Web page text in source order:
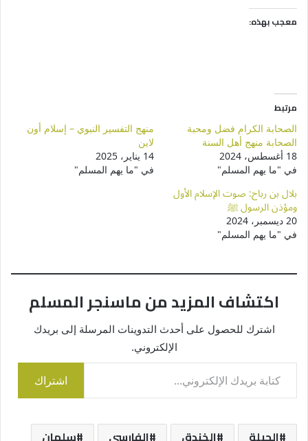
معجب بهذه:
مرتبط
الصحابة الكرام فضل ومحبة
الصحابة منهج أهل السنة
18 أغسطس، 2024
في "ما يهم المسلم"
منهج التفسير النبوي – إسلام أون
لاين
14 يناير، 2025
في "ما يهم المسلم"
بلال بن رباح: صوت الإسلام الأول
ومؤذن الرسول ﷺ
20 ديسمبر، 2024
في "ما يهم المسلم"
اكتشاف المزيد من ماسنجر المسلم
اشترك للحصول على أحدث التدوينات المرسلة إلى بريدك
الإلكتروني.
كتابة بريدك الإلكتروني...
اشتراك
الحيلة الخندق الفارسي
سلمان